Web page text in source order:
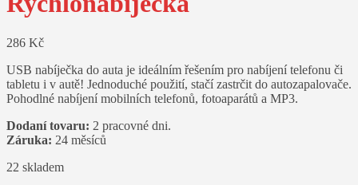
286 Kč
USB nabíječka do auta je ideálním řešením pro nabíjení telefonu či
tabletu i v autě! Jednoduché použití, stačí zastrčit do autozapalovače.
Pohodlné nabíjení mobilních telefonů, fotoaparátů a MP3.
Dodaní tovaru: 2 pracovné dni.
Záruka: 24 měsíců
22 skladem